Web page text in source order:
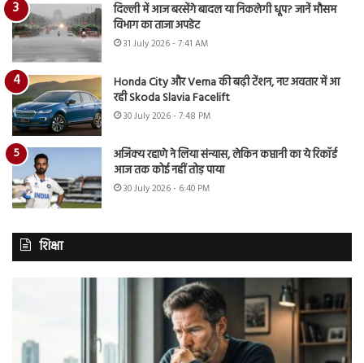
दिल्ली में आज बरसेंगे बादल या निकलेगी धूप? जानें मौसम
विभाग का ताजा अपडेट
31 July 2026 - 7:41 AM
Honda City और Verna की बढ़ी टेंशन, नए अवतार में आ
रही Skoda Slavia Facelift
30 July 2026 - 7:48 PM
अजिंक्य रहाणे ने लिया संन्यास, लेकिन कप्तानी का ये रिकॉर्ड
आज तक कोई नहीं तोड़ पाया
30 July 2026 - 6:40 PM
शिक्षा